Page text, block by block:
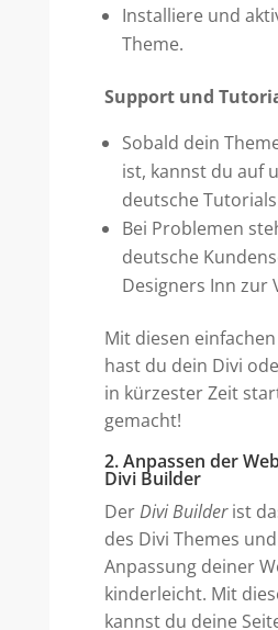
Installiere und
Theme.
Support und
Sobald dein
ist, kannst du auf
deutsche
Bei Problemen
deutsche
Designers Inn zur
Mit diesen
hast du dein Divi
in kürzester Zeit
gemacht!
2. Anpassen der
Divi Builder
DerDivi Builderist
des Divi Themes
Anpassung deiner
kinderleicht. Mit
kannst du deine